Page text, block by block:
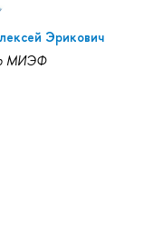
Эрикович
МИЭФ